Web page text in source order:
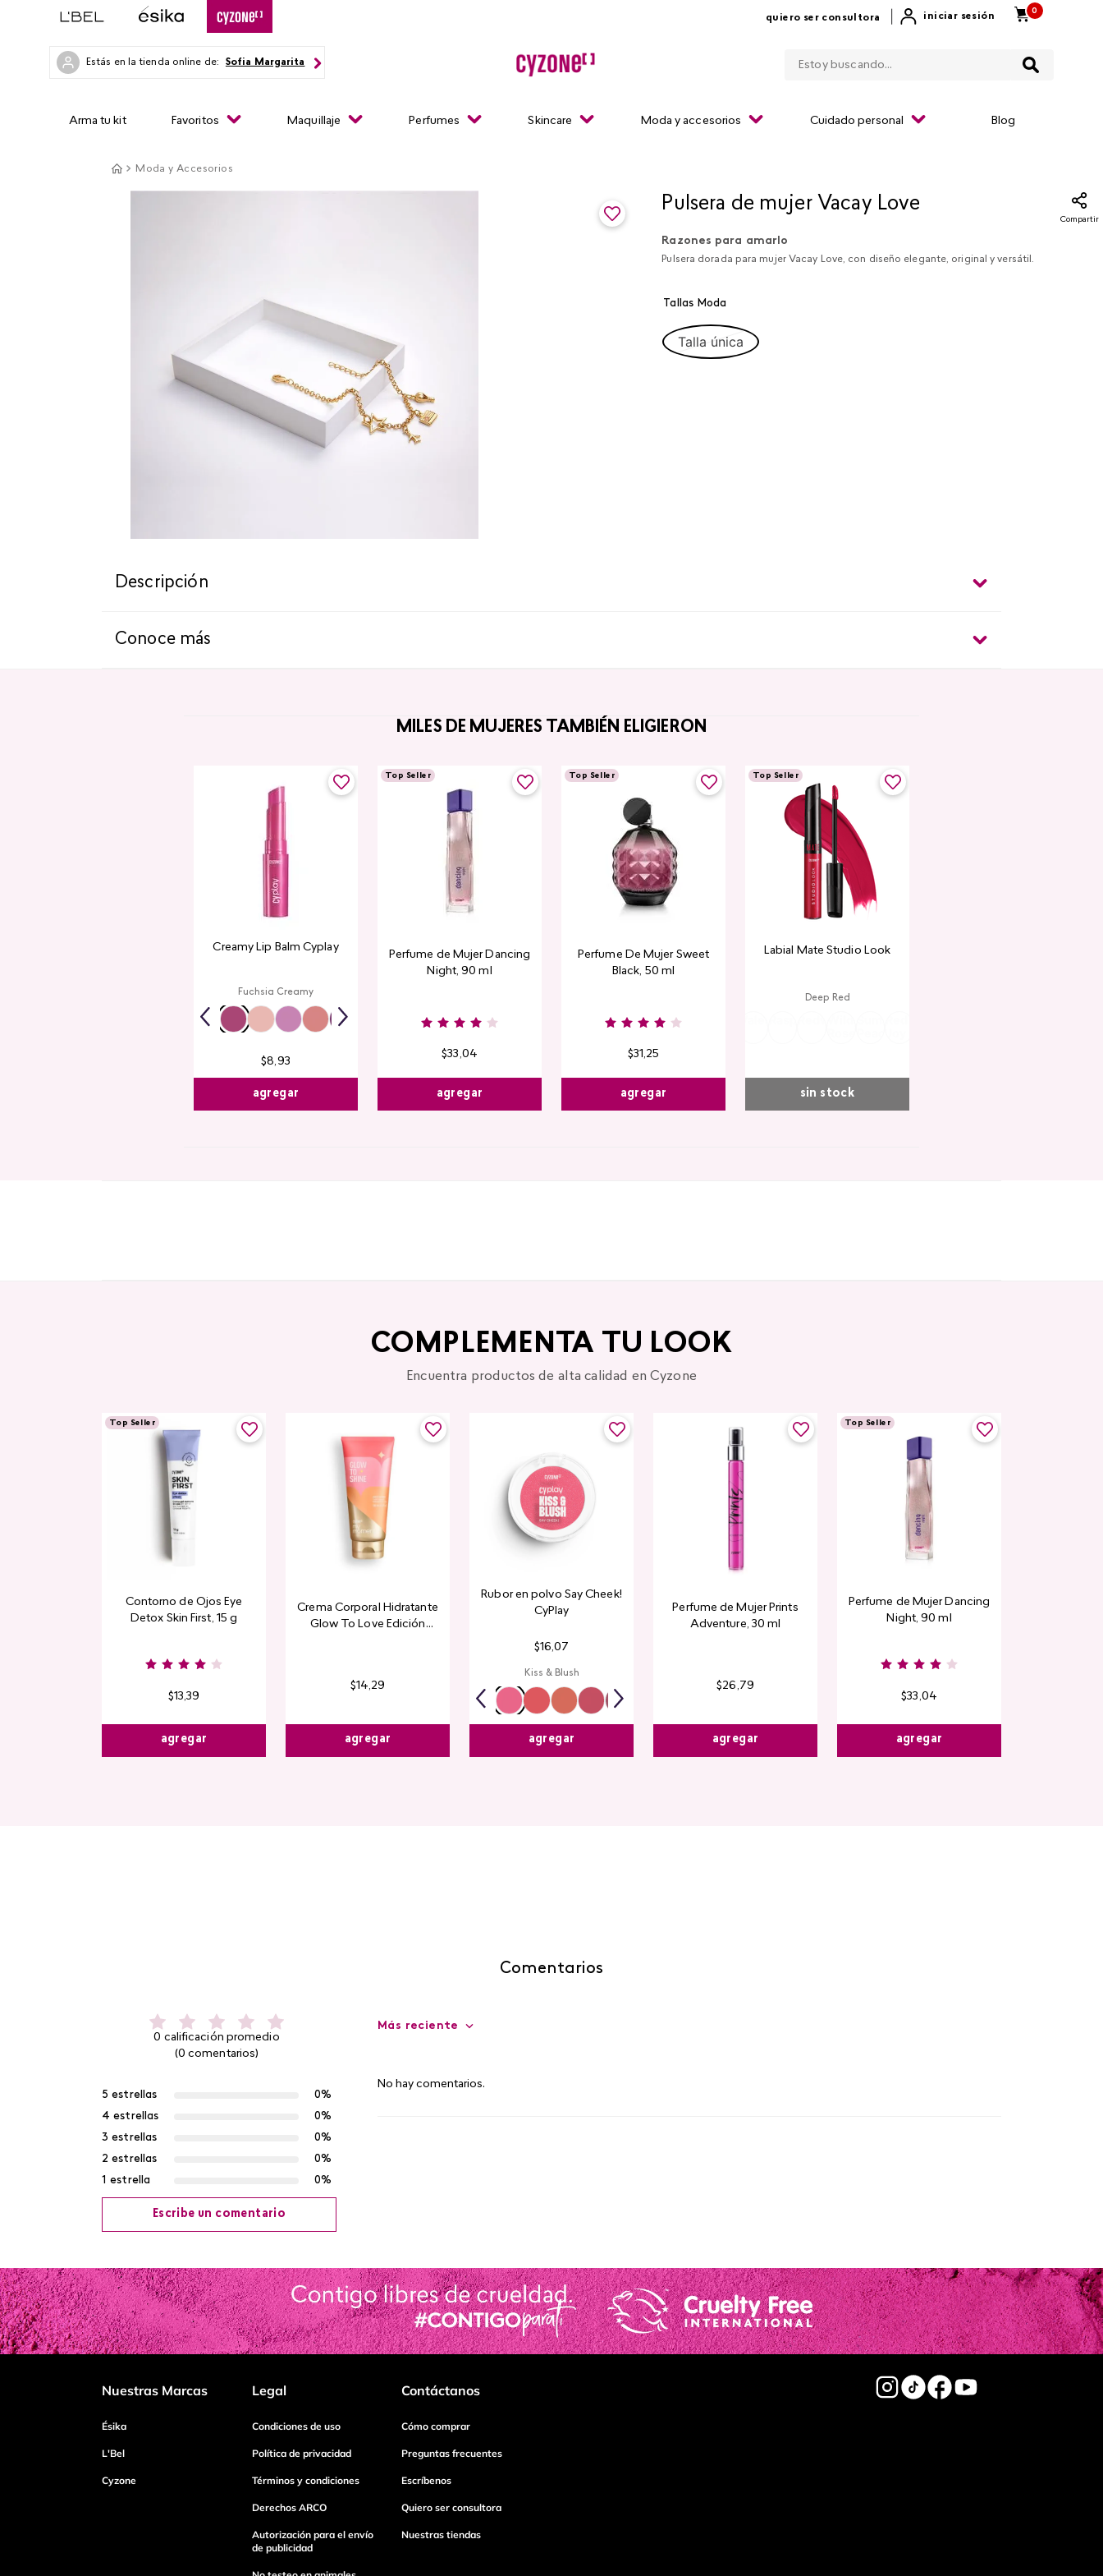
quiero ser consultora iniciar sesión
0
Estás en la tienda online de: Sofia Margarita
Arma tu kit Favoritos Maquillaje Perfumes Skincare Moda y accesorios Cuidado personal Blog
Moda y Accesorios
Pulsera de mujer Vacay Love
Compartir
Razones para amarlo
Pulsera dorada para mujer Vacay Love, con diseño elegante, original y versátil.
Tallas Moda
Talla única
Descripción
Conoce más
MILES DE MUJERES TAMBIÉN ELIGIERON
Creamy Lip Balm Cyplay
Fuchsia Creamy
$8,93
agregar
Top Seller
Perfume de Mujer Dancing
Night, 90 ml
$33 ,04
agregar
Top Seller
Perfume De Mujer Sweet
Black, 50 ml
$31,25
agregar
Top Seller
Labial Mate Studio Look
Deep Red
Burgundy
Rose Pink Dusty
sin stock
COMPLEMENTA TU LOOK
Encuentra productos de alta calidad en Cyzone
Top Seller
Contorno de Ojos Eye
Detox Skin First, 15 g
$13,39
agregar
Crema Corporal Hidratante
Glow To Love Edición
$14,29
agregar
Rubor en polvo Say Cheek!
CyPlay
$16,07
Kiss & Blush
agregar
Perfume de Mujer Prints
Adventure, 30 ml
$26 ,79
agregar
Top Seller
Perfume de Mujer Dancing
Night, 90 ml
$33 ,04
agregar
Comentarios
0 calificación promedio
(0 comentarios)
5 estrellas
0%
4 estrellas
0%
3 estrellas
0%
2 estrellas
0%
1 estrella
0%
Escribe un comentario
Agregar comentario
Título
Tu nombre
Dirección de email
Más reciente
No hay comentarios.
Nuestras Marcas
Ésika
L'Bel
Cyzone
Legal
Condiciones de uso
Política de privacidad
Términos y condiciones
Derechos ARCO
Autorización para el envío
de publicidad
Contáctanos
Cómo comprar
Preguntas frecuentes
Escríbenos
Quiero ser consultora
Nuestras tiendas